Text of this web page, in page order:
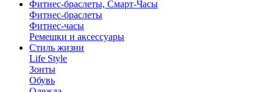
Фитнес-браслеты, Смарт-Часы
Фитнес-браслеты
Фитнес-часы
Ремешки и аксессуары
Стиль жизни
Life Style
Зонты
Обувь